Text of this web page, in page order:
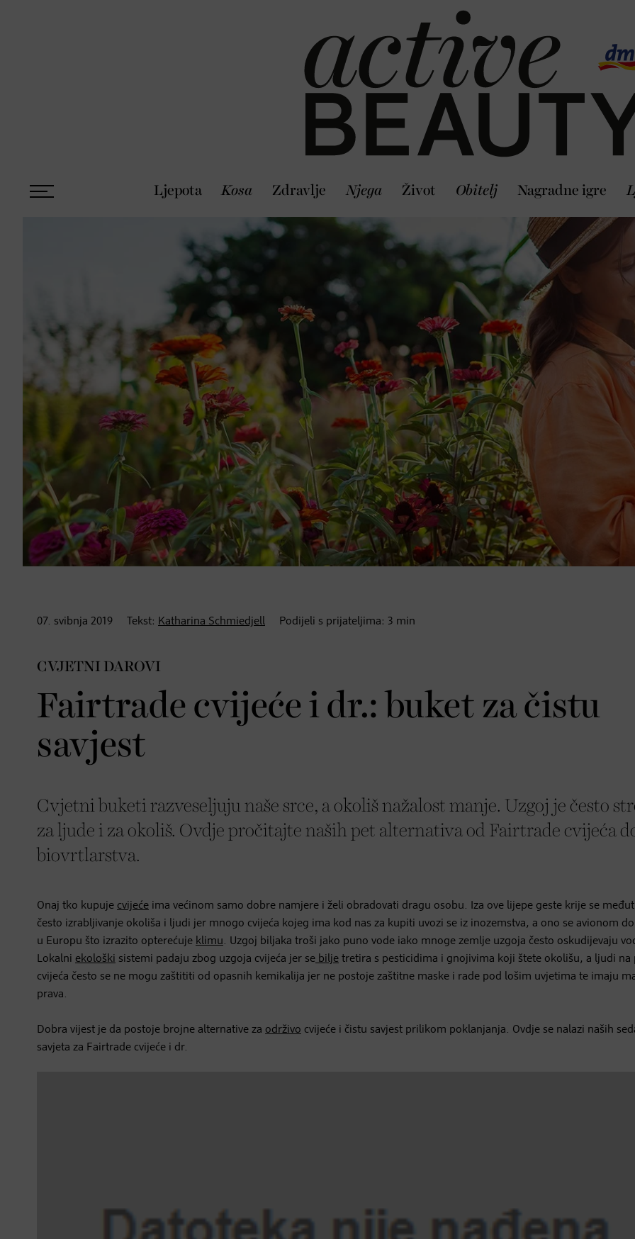
Ljepota Kosa Zdravlje Njega Život Obitelj Nagradne igre
07. svibnja 2019 Tekst: Katharina Schmiedjell Podijeli s prijateljima: 3 min
CVJETNI DAROVI
Fairtrade cvijeće i dr.: buket za čistu
savjest
Cvjetni buketi razveseljuju naše srce, a okoliš nažalost manje. Uzgoj je često
za ljude i za okoliš. Ovdje pročitajte naših pet alternativa od Fairtrade cvijeća
biovrtlarstva.
Onaj tko kupuje cvijeće ima većinom samo dobre namjere i želi obradovati dragu osobu. Iza ove lijepe geste krije se
često izrabljivanje okoliša i ljudi jer mnogo cvijeća kojeg ima kod nas za kupiti uvozi se iz inozemstva, a ono se avionom
u Europu što izrazito opterećuje klimu. Uzgoj biljaka troši jako puno vode iako mnoge zemlje uzgoja često oskudijevaju
Lokalni ekološki sistemi padaju zbog uzgoja cvijeća jer se bilje tretira s pesticidima i gnojivima koji štete okolišu, a ljudi na
cvijeća često se ne mogu zaštititi od opasnih kemikalija jer ne postoje zaštitne maske i rade pod lošim uvjetima te imaju
prava.
Dobra vijest je da postoje brojne alternative za održivo cvijeće i čistu savjest prilikom poklanjanja. Ovdje se nalazi naših
savjeta za Fairtrade cvijeće i dr.